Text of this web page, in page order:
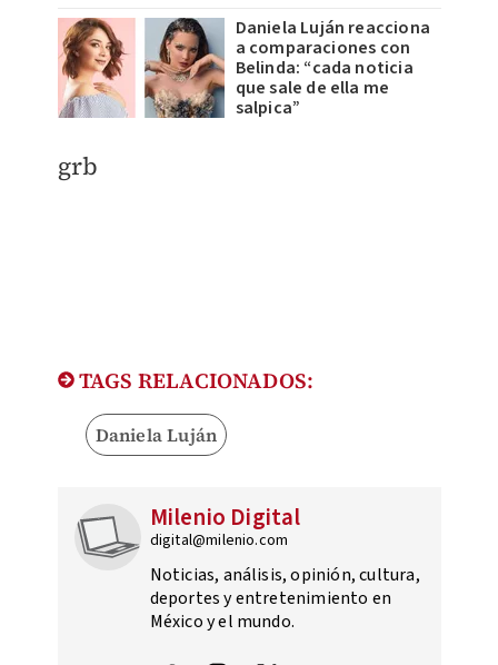
Daniela Luján reacciona
a comparaciones con
Belinda: “cada noticia
que sale de ella me
salpica”
grb
TAGS RELACIONADOS:
Daniela Luján
Milenio Digital
digital@milenio.com
Noticias, análisis, opinión, cultura,
deportes y entretenimiento en
México y el mundo.